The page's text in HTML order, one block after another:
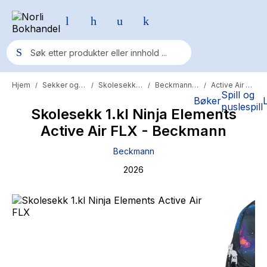
BøkerSpill og
puslespill
Populære søk
Pokemon
One piece
Fury Bound - Sable Sorensen
Elizabeth Strout
Hjem / Sekker og skolesaker / Skolesekker / Beckmann sekk / Active Air FLX
Skolesekk 1.kl Ninja Elements
Active Air FLX - Beckmann
Beckmann
2026